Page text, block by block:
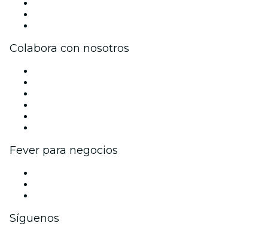
Colabora con nosotros
Fever para negocios
Síguenos